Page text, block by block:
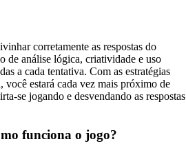
corretamente as respostas do
de análise lógica, criatividade e uso
a cada tentativa. Com as estratégias
você estará cada vez mais próximo de
se jogando e desvendando as respostas
funciona o jogo?